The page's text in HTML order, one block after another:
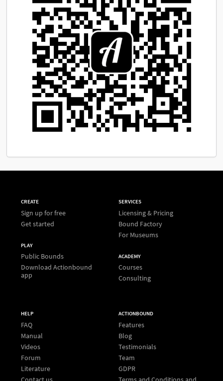
CREATE
Sign up for free
Get started
PLAY
Public Bounds
Download Actionbound
app
SERVICES
Licensing & Pricing
Bound Factory
For Museums
ACADEMY
Courses
Consulting
HELP
FAQ
Manual
Videos
Forum
Literature
ACTIONBOUND
Features
Blog
Testimonials
Team
GDPR